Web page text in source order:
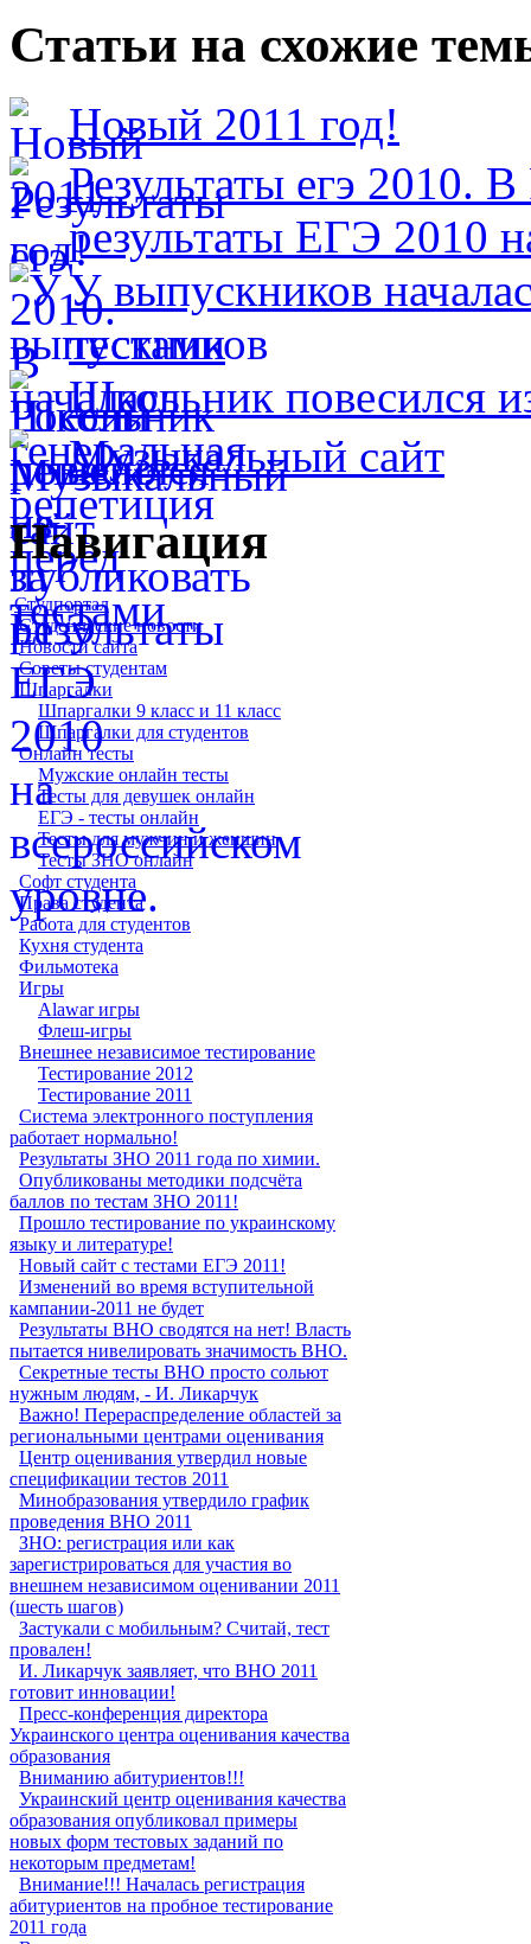
Статьи на схожие
Новый 2011 год!
Результаты егэ 2010.
результаты ЕГЭ 2010
У выпускников
тестами
Школьник повесился
Музыкальный сайт
Навигация
Студпортал
Студенческие новости
Новости сайта
Советы студентам
Шпаргалки
Шпаргалки 9 класс и 11 класс
Шпаргалки для студентов
Онлайн тесты
Мужские онлайн тесты
Тесты для девушек онлайн
ЕГЭ - тесты онлайн
Тесты для мужчин и женщин
Тесты ЗНО онлайн
Софт студента
Права студента
Работа для студентов
Кухня студента
Фильмотека
Игры
Alawar игры
Флеш-игры
Внешнее независимое тестирование
Тестирование 2012
Тестирование 2011
Система электронного поступления
работает нормально!
Результаты ЗНО 2011 года по химии.
Опубликованы методики подсчёта
баллов по тестам ЗНО 2011!
Прошло тестирование по украинскому
языку и литературе!
Новый сайт с тестами ЕГЭ 2011!
Изменений во время вступительной
кампании-2011 не будет
Результаты ВНО сводятся на нет! Власть
пытается нивелировать значимость ВНО.
Секретные тесты ВНО просто сольют
нужным людям, - И. Ликарчук
Важно! Перераспределение областей за
региональными центрами оценивания
Центр оценивания утвердил новые
спецификации тестов 2011
Минобразования утвердило график
проведения ВНО 2011
ЗНО: регистрация или как
зарегистрироваться для участия во
внешнем независимом оценивании 2011
(шесть шагов)
Застукали с мобильным? Считай, тест
провален!
И. Ликарчук заявляет, что ВНО 2011
готовит инновации!
Пресс-конференция директора
Украинского центра оценивания качества
образования
Вниманию абитуриентов!!!
Украинский центр оценивания качества
образования опубликовал примеры
новых форм тестовых заданий по
некоторым предметам!
Внимание!!! Началась регистрация
абитуриентов на пробное тестирование
2011 года